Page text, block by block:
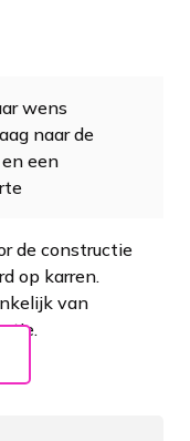
wens
naar de
een
de constructie
op karren.
van